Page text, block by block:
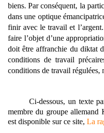
biens. Par conséquent, la
dans une optique
finir avec le travail et
faire l’objet d’une
doit être affranchie du diktat
conditions de travail
conditions de travail régulées,
Ci-dessous, un texte
membre du groupe allemand
est disponible sur ce site, La